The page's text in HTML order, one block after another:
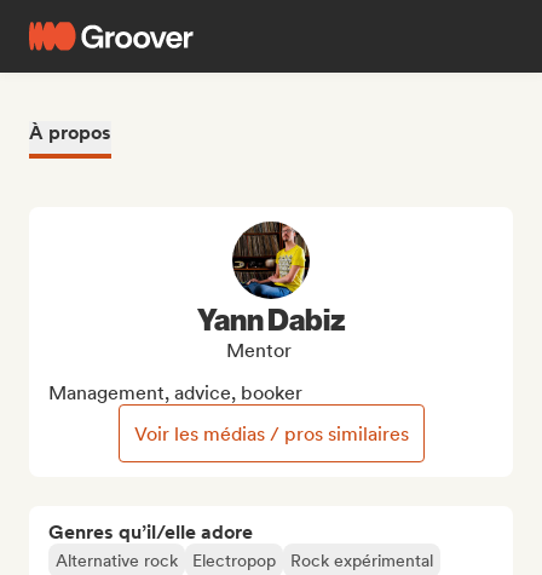
À propos
Genres qu’il/elle adore
Alternative rock Electropop
Rock expérimental
Yann Dabiz
Mentor
Management, advice, booker
Voir les médias / pros similaires